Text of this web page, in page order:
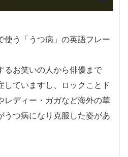
使う「うつ病」の英語フレー
るお笑いの人から俳優まで
していますし、ロックことド
レディー・ガガなど海外の華
うつ病になり克服した姿があ